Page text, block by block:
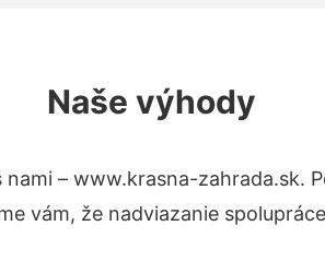
Naše výhody
– www.krasna-zahrada.sk.
vám, že nadviazanie